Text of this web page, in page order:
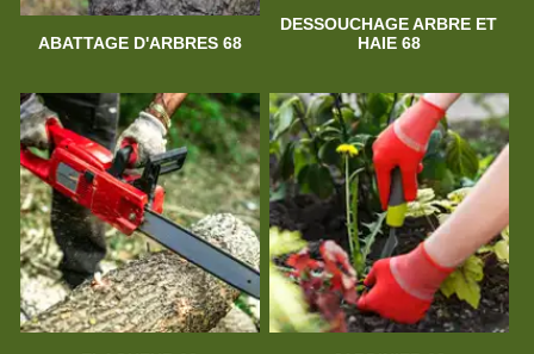
ABATTAGE D'ARBRES 68
DESSOUCHAGE ARBRE ET
HAIE 68